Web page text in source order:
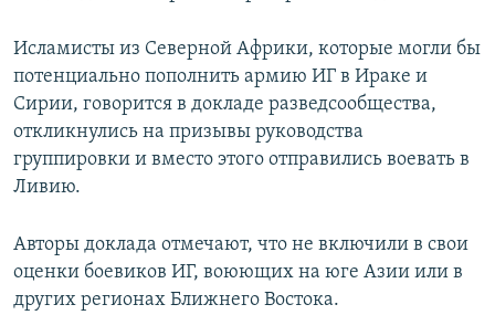
Исламисты из Северной Африки, которые могли бы
потенциально пополнить армию ИГ в Ираке и
Сирии, говорится в докладе разведсообщества,
откликнулись на призывы руководства
группировки и вместо этого отправились воевать в
Ливию.
Авторы доклада отмечают, что не включили в свои
оценки боевиков ИГ, воюющих на юге Азии или в
других регионах Ближнего Востока.